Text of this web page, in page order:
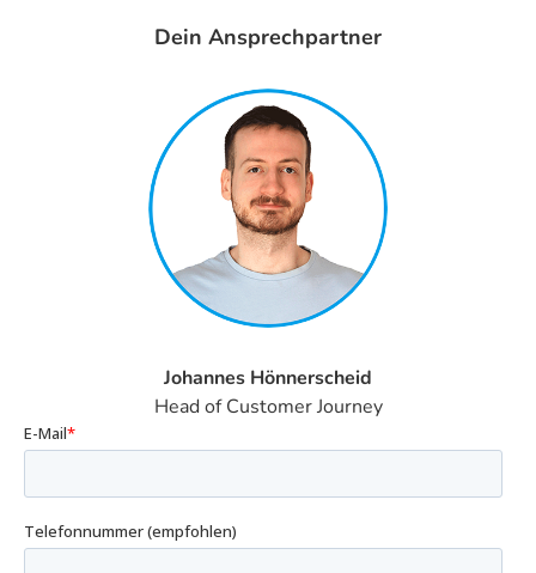
Dein Ansprechpartner
Johannes Hönnerscheid
Head of Customer Journey